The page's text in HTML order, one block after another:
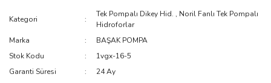
Kategori
Tek Pompalı Dikey Hid. , Noril Fanlı Tek Pompalı
Hidroforlar
Marka
BAŞAK POMPA
Stok Kodu
1vgx-16-5
Garanti Süresi
24 Ay